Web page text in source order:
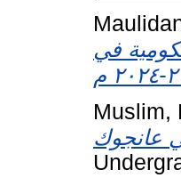
في
Muslim,